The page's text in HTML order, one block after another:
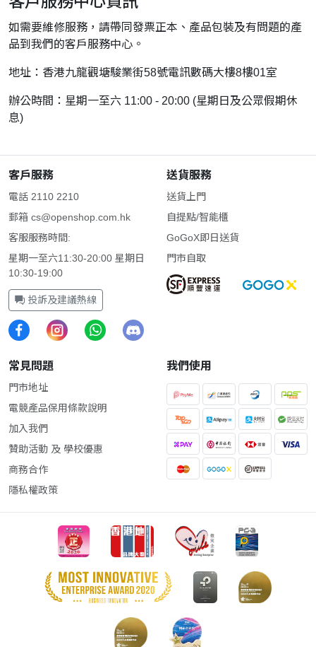
如需要維修服務，請帶同發票正本、產品包裝及有問題的產
品到我們的客戶服務中心。
地址：香港九龍觀塘駿業街58號電訊數碼大樓8樓01室
辦公時間：星期一至六 11:00 - 20:00 (星期日及公眾假期休
息)
客戶服務
電話 2110 2210
郵箱 cs@openshop.com.hk
客服服務時間:
星期一至六11:30-20:00 星期日
10:30-19:00
投訴及建議熱線
送貨服務
送貨上門
自提點/智能櫃
GoGoX即日送貨
門市自取
常見問題
門市地址
電競產品保用條款說明
加入我們
贊助活動 及 學校優惠
商務合作
隱私權政策
我們使用